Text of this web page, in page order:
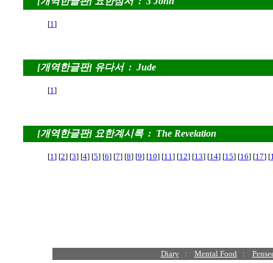
[1]
[개역한글판] 유다서 : Jude
[1]
[개역한글판] 요한계시록 : The Revelation
[1] [2] [3] [4] [5] [6] [7] [8] [9] [10] [11] [12] [13] [14] [15] [16] [17] [
Diary: Mental Food :